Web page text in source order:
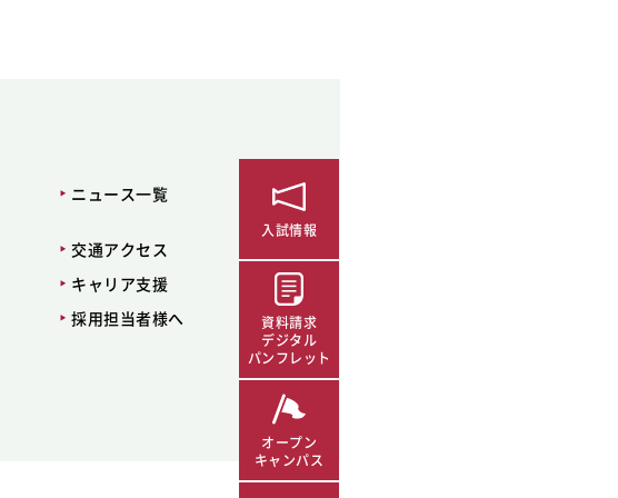
ニュース一覧
交通アクセス
キャリア支援
採用担当者様へ
入試情報
資料請求
デジタル
パンフレット
オープン
キャンパス